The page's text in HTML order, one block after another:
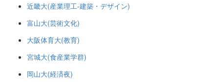
近畿大(産業理工-建築・デザイン)
富山大(芸術文化)
大阪体育大(教育)
宮城大(食産業学群)
岡山大(経済夜)